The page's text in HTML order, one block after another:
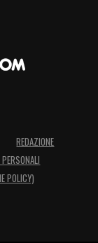
REDAZIONE
POLICY)